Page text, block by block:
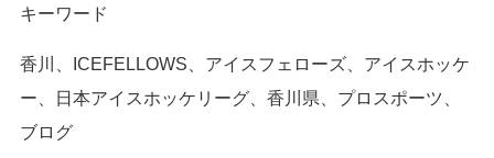
キーワード
香川、ICEFELLOWS、アイスフェローズ、アイスホッケ
ー、日本アイスホッケリーグ、香川県、プロスポーツ、
ブログ